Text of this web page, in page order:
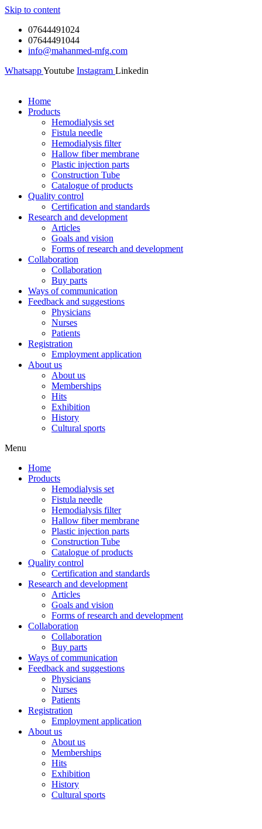
Skip to content
07644491024
07644491044
info@mahanmed-mfg.com
WhatsappYoutube Instagram Linkedin
Home
Products
Hemodialysis set
Fistula needle
Hemodialysis filter
Hallow fiber membrane
Plastic injection parts
Construction Tube
Catalogue of products
Quality control
Certification and standards
Research and development
Articles
Goals and vision
Forms of research and development
Collaboration
Collaboration
Buy parts
Ways of communication
Feedback and suggestions
Physicians
Nurses
Patients
Registration
Employment application
About us
About us
Memberships
Hits
Exhibition
History
Cultural sports
Menu
Home
Products
Hemodialysis set
Fistula needle
Hemodialysis filter
Hallow fiber membrane
Plastic injection parts
Construction Tube
Catalogue of products
Quality control
Certification and standards
Research and development
Articles
Goals and vision
Forms of research and development
Collaboration
Collaboration
Buy parts
Ways of communication
Feedback and suggestions
Physicians
Nurses
Patients
Registration
Employment application
About us
About us
Memberships
Hits
Exhibition
History
Cultural sports